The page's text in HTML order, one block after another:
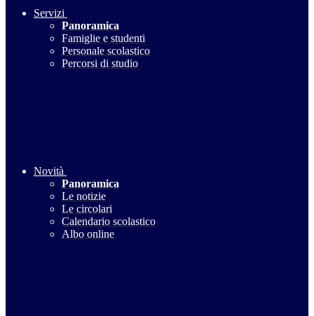
Servizi
Panoramica
Famiglie e studenti
Personale scolastico
Percorsi di studio
Novità
Panoramica
Le notizie
Le circolari
Calendario scolastico
Albo online